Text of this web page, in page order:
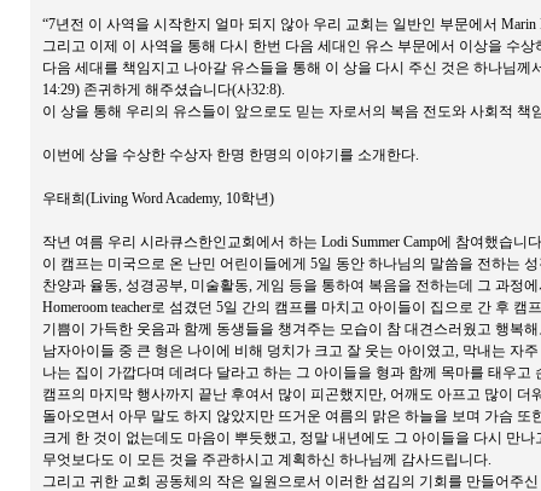
“7년전 이 사역을 시작한지 얼마 되지 않아 우리 교회는 일반인 부문에서 Marin
그리고 이제 이 사역을 통해 다시 한번 다음 세대인 유스 부문에서 이상을 수상
다음 세대를 책임지고 나아갈 유스들을 통해 이 상을 다시 주신 것은 하나님
14:29) 존귀하게 해주셨습니다(사32:8).
이 상을 통해 우리의 유스들이 앞으로도 믿는 자로서의 복음 전도와 사회적 책
이번에 상을 수상한 수상자 한명 한명의 이야기를 소개한다.
우태희(Living Word Academy, 10학년)
작년 여름 우리 시라큐스한인교회에서 하는 Lodi Summer Camp에 참여했습니
이 캠프는 미국으로 온 난민 어린이들에게 5일 동안 하나님의 말씀을 전하는
찬양과 율동, 성경공부, 미술활동, 게임 등을 통하여 복음을 전하는데 그 과정
Homeroom teacher로 섬겼던 5일 간의 캠프를 마치고 아이들이 집으로 간 후
기쁨이 가득한 웃음과 함께 동생들을 챙겨주는 모습이 참 대견스러웠고 행복
남자아이들 중 큰 형은 나이에 비해 덩치가 크고 잘 웃는 아이였고, 막내는 자
나는 집이 가깝다며 데려다 달라고 하는 그 아이들을 형과 함께 목마를 태우고
캠프의 마지막 행사까지 끝난 후여서 많이 피곤했지만, 어깨도 아프고 많이
돌아오면서 아무 말도 하지 않았지만 뜨거운 여름의 맑은 하늘을 보며 가슴 또
크게 한 것이 없는데도 마음이 뿌듯했고, 정말 내년에도 그 아이들을 다시 만나
무엇보다도 이 모든 것을 주관하시고 계획하신 하나님께 감사드립니다.
그리고 귀한 교회 공동체의 작은 일원으로서 이러한 섬김의 기회를 만들어주